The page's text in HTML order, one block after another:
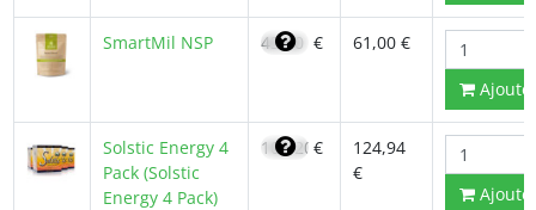
SmartMil NSP 43,60 € 61,00 €
Solstic Energy 4
Pack (Solstic
Energy 4 Pack)
106,20 €
124,94
€